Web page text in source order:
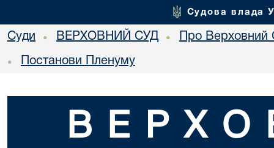
Судова влада
Суди • ВЕРХОВНИЙ СУД • Про Верховний
• Постанови Пленуму